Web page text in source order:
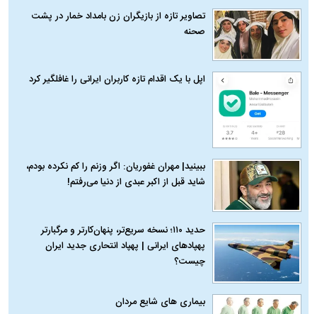
تصاویر تازه از بازیگران زن بامداد خمار در پشت
صحنه
اپل با یک اقدام تازه کاربران ایرانی را غافلگیر کرد
ببینید| مهران غفوریان: اگر وزنم را کم نکرده بودم،
شاید قبل از اکبر عبدی از دنیا می‌رفتم!
حدید ۱۱۰؛ نسخه سریع‌تر، پنهان‌کارتر و مرگبارتر
پهپادهای ایرانی | پهپاد انتحاری جدید ایران
چیست؟
بیماری‌ های شایع مردان